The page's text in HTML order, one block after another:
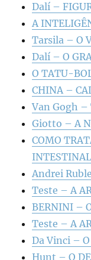
Dalí –
A
Tarsila – O
Dalí – O
O TATU-
CHINA –
Van Gogh –
Giotto – A
COMO
INTESTINAL
Andrei
Teste – A
BERNINI –
Teste – A
Da Vinci –
Hunt – O